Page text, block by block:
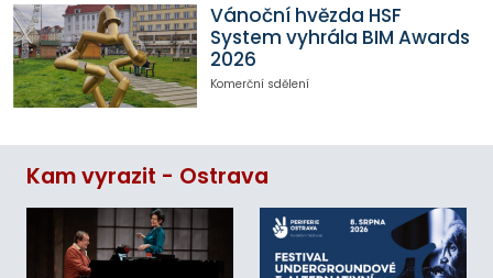
Vánoční hvězda HSF
System vyhrála BIM Awards
2026
Komerční sdělení
Kam vyrazit - Ostrava